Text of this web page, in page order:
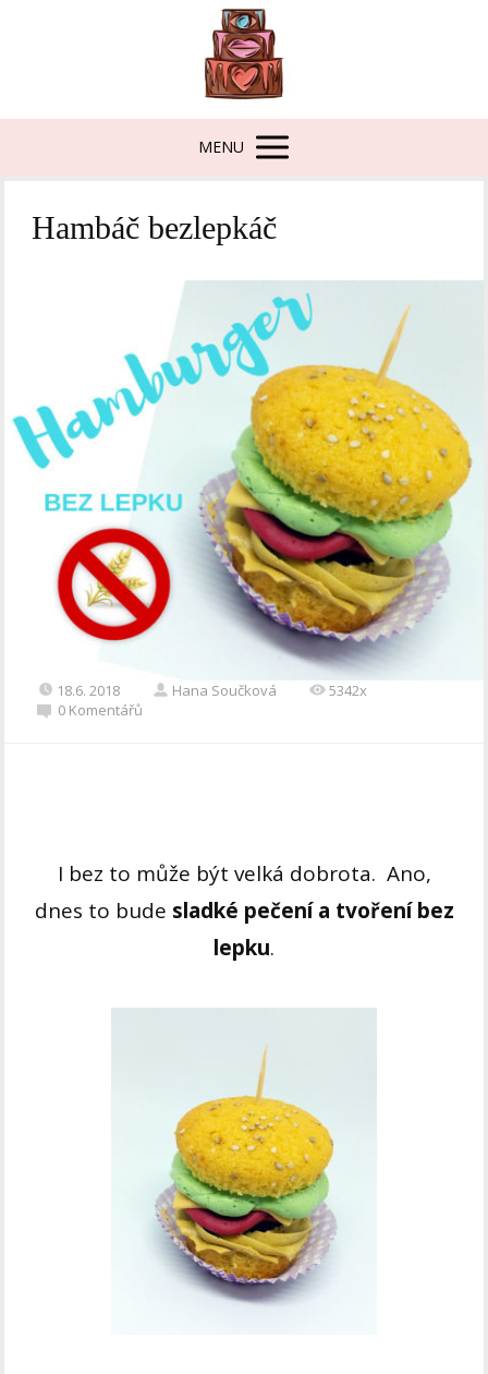
MENU
Hambáč bezlepkáč
18.6. 2018 Hana Součková
5342x
0 Komentářů
I bez to může být velká dobrota. Ano,
dnes to bude sladké pečení a tvoření bez
lepku.